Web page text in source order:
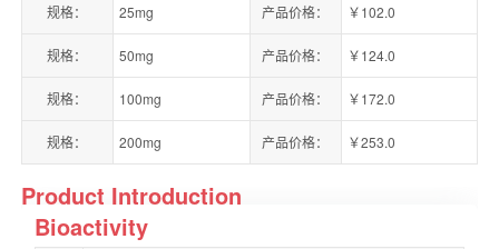
规格： 25mg 产品价格： ￥102.0
规格： 50mg 产品价格： ￥124.0
规格： 100mg 产品价格： ￥172.0
规格： 200mg 产品价格： ￥253.0
Product Introduction
Bioactivity